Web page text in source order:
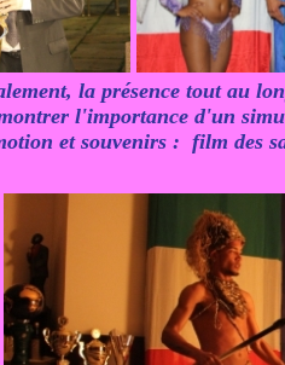
la présence tout au
l'importance d'un
et souvenirs : film des